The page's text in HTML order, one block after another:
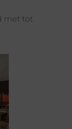
met tot